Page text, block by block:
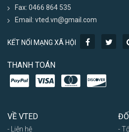
Fax: 0466 864 535
Email: vted.vn@gmail.com
KẾT NỐI MẠNG XÃ HỘI
THANH TOÁN
VỀ VTED
- Liên hệ
-